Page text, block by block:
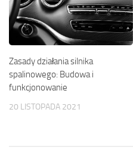
Zasady działania silnika
spalinowego: Budowa i
funkcjonowanie
20 LISTOPADA 2021